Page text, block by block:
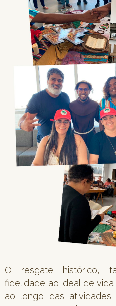
O resgate histórico,
fidelidade ao ideal de
ao longo das atividades